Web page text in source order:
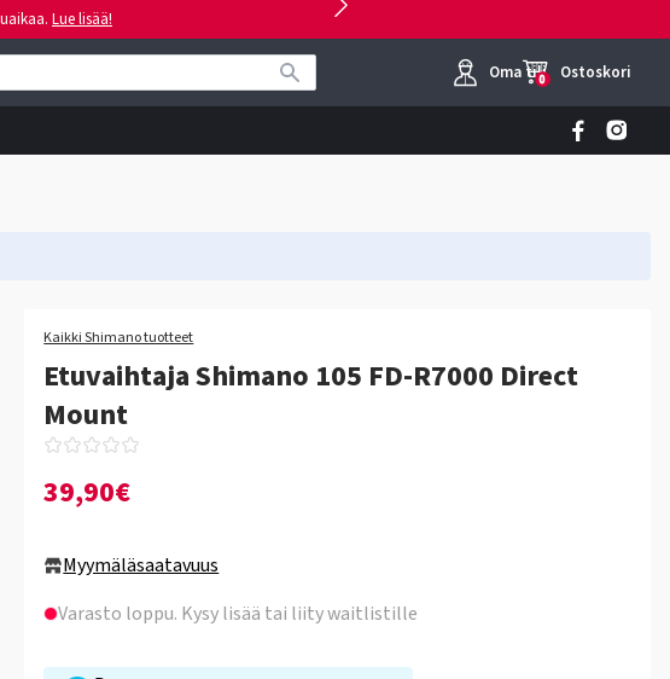
Lue lisää!
Oma tili
0 Ostoskori
Kaikki Shimano tuotteet
Etuvaihtaja Shimano 105 FD-R7000 Direct
Mount
39,90€
Myymäläsaatavuus
Varasto loppu. Kysy lisää tai liity waitlistille